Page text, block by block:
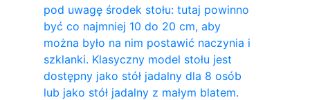
pod uwagę środek stołu: tutaj powinno
być co najmniej 10 do 20 cm, aby
można było na nim postawić naczynia i
szklanki. Klasyczny model stołu jest
dostępny jako stół jadalny dla 8 osób
lub jako stół jadalny z małym blatem.